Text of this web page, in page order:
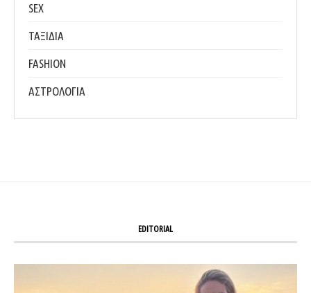
SEX
ΤΑΞΙΔΙΑ
FASHION
ΑΣΤΡΟΛΟΓΙΑ
EDITORIAL